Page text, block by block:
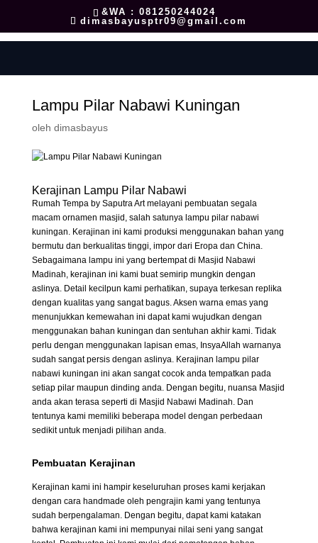
&WA : 081250244024
dimasbayusptr09@gmail.com
Lampu Pilar Nabawi Kuningan
oleh dimasbayus
Kerajinan Lampu Pilar Nabawi
Rumah Tempa by Saputra Art melayani pembuatan segala
macam ornamen masjid, salah satunya lampu pilar nabawi
kuningan. Kerajinan ini kami produksi menggunakan bahan yang
bermutu dan berkualitas tinggi, impor dari Eropa dan China.
Sebagaimana lampu ini yang bertempat di Masjid Nabawi
Madinah, kerajinan ini kami buat semirip mungkin dengan
aslinya. Detail kecilpun kami perhatikan, supaya terkesan replika
dengan kualitas yang sangat bagus. Aksen warna emas yang
menunjukkan kemewahan ini dapat kami wujudkan dengan
menggunakan bahan kuningan dan sentuhan akhir kami. Tidak
perlu dengan menggunakan lapisan emas, InsyaAllah warnanya
sudah sangat persis dengan aslinya. Kerajinan lampu pilar
nabawi kuningan ini akan sangat cocok anda tempatkan pada
setiap pilar maupun dinding anda. Dengan begitu, nuansa Masjid
anda akan terasa seperti di Masjid Nabawi Madinah. Dan
tentunya kami memiliki beberapa model dengan perbedaan
sedikit untuk menjadi pilihan anda.
Pembuatan Kerajinan
Kerajinan kami ini hampir keseluruhan proses kami kerjakan
dengan cara handmade oleh pengrajin kami yang tentunya
sudah berpengalaman. Dengan begitu, dapat kami katakan
bahwa kerajinan kami ini mempunyai nilai seni yang sangat